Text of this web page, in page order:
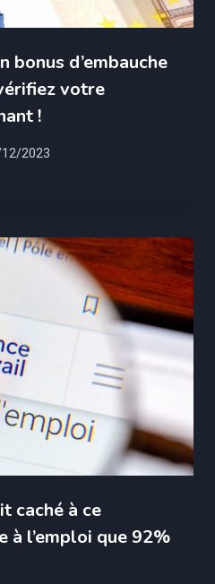
bonus d’embauche
votre
!
2023
caché à ce
à l’emploi que 92%